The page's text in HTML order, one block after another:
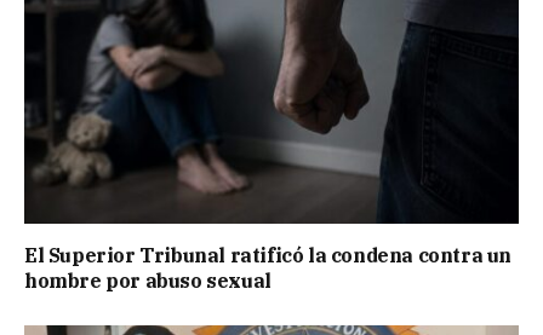
El Superior Tribunal ratificó la condena contra un
hombre por abuso sexual